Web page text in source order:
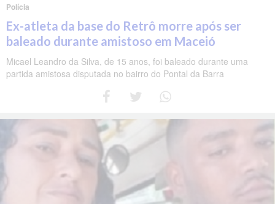
Polícia
Ex-atleta da base do Retrô morre após ser
baleado durante amistoso em Maceió
Micael Leandro da Silva, de 15 anos, foi baleado durante uma
partida amistosa disputada no bairro do Pontal da Barra